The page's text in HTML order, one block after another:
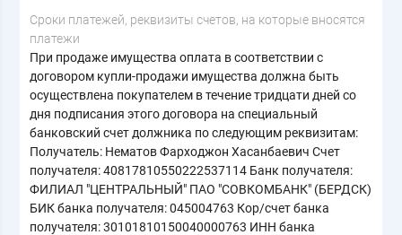
Сроки платежей, реквизиты счетов, на которые вносятся
платежи
При продаже имущества оплата в соответствии с
договором купли-продажи имущества должна быть
осуществлена покупателем в течение тридцати дней со
дня подписания этого договора на специальный
банковский счет должника по следующим реквизитам:
Получатель: Нематов Фарходжон Хасанбаевич Счет
получателя: 40817810550222537114 Банк получателя:
ФИЛИАЛ "ЦЕНТРАЛЬНЫЙ" ПАО "СОВКОМБАНК" (БЕРДСК)
БИК банка получателя: 045004763 Кор/счет банка
получателя: 30101810150040000763 ИНН банка